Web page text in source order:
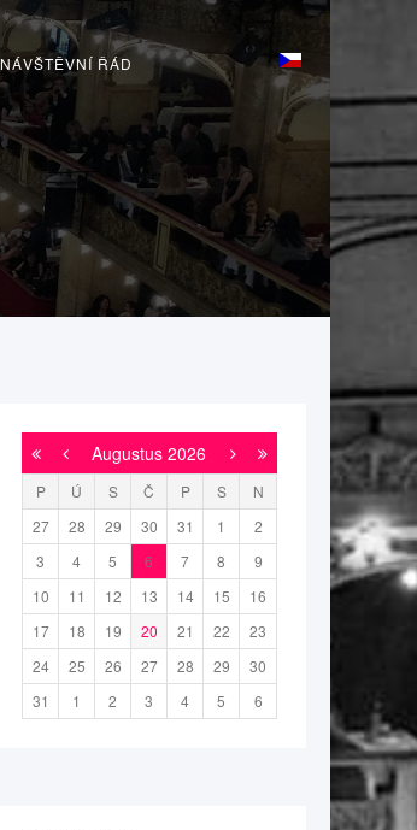
NÁVŠTĚVNÍ ŘÁD
Augustus 2026
P Ú S Č P S
N
27
28 29 30 31 1
2
3
4 5 6 7 8
9
10
11 12 13 14 15
16
17
18 19 20 21 22
23
24
25 26 27 28 29
30
31
1 2 3 4 5 6